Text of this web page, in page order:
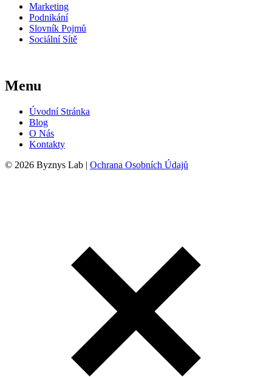
Marketing
Podnikání
Slovník Pojmů
Sociální Sítě
Menu
Úvodní Stránka
Blog
O Nás
Kontakty
© 2026 Byznys Lab | Ochrana Osobních Údajů